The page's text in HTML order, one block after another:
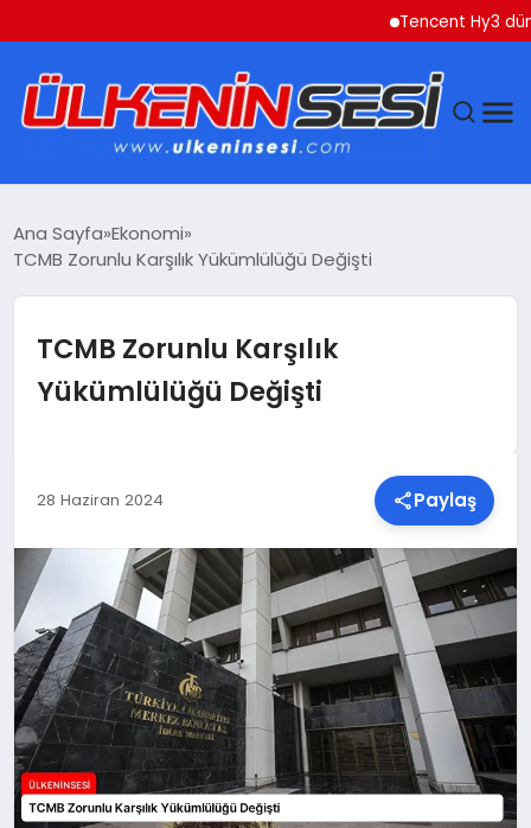
Tencent Hy3 dünya
GÜNDEM
MAGAZIN
SPOR
TEKNOLOJI
YAŞAM
MALATYA HABERLERI
Ana Sayfa Ekonomi
TCMB Zorunlu Karşılık Yükümlülüğü Değişti
TCMB Zorunlu Karşılık
Yükümlülüğü Değişti
28 Haziran 2024 Paylaş